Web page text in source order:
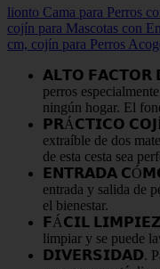
lionto Cama para Perros
cojín para Mascotas con
cm, cojín para Perros
𝗔𝗟𝗧𝗢 𝗙𝗔𝗖𝗧𝗢𝗥
perros
ningún hogar. El
𝗣𝗥Á𝗖𝗧𝗜𝗖𝗢
extraíble de dos
de esta cesta sea
𝗘𝗡𝗧𝗥𝗔𝗗𝗔
entrada y salida de
el bienestar.
𝗙Á𝗖𝗜𝗟 𝗟𝗜𝗠𝗣𝗜𝗘𝗭𝗔.
limpiar y se puede
𝗗𝗜𝗩𝗘𝗥𝗦𝗜𝗗𝗔𝗗.